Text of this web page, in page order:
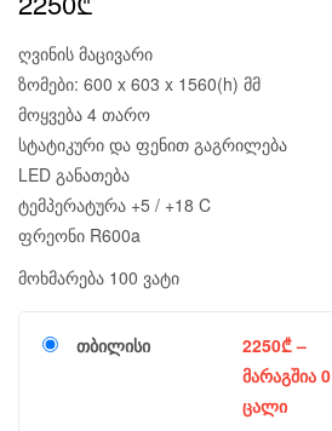
ღვინის მაცივარი
ზომები: 600 x 603 x 1560(h) მმ
მოყვება 4 თარო
სტატიკური და ფენით გაგრილება
LED განათება
ტემპერატურა +5 / +18 C
ფრეონი R600a
მოხმარება 100 ვატი
თბილისი 2250₾–
მარაგშია 0
ცალი